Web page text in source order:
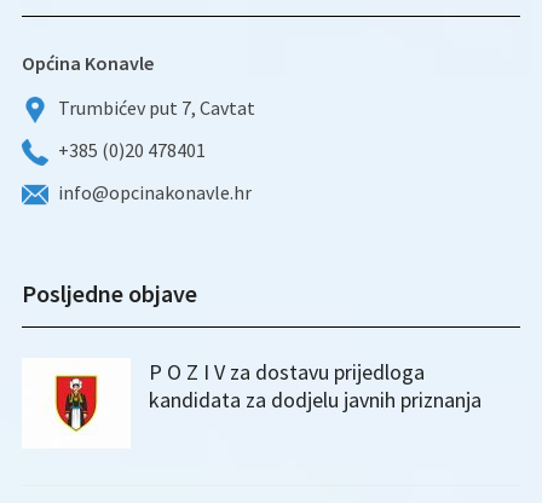
Općina Konavle
Trumbićev put 7, Cavtat
+385 (0)20 478401
info@opcinakonavle.hr
Posljedne objave
P O Z I V za dostavu prijedloga
kandidata za dodjelu javnih priznanja